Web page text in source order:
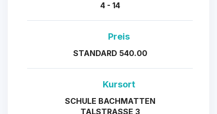
4 - 14
Preis
STANDARD 540.00
Kursort
SCHULE BACHMATTEN
TALSTRASSE 3